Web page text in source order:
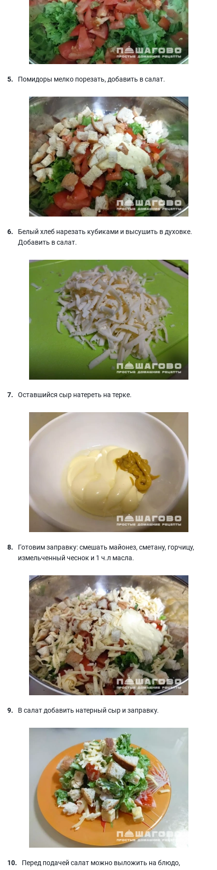
Помидоры мелко порезать, добавить в салат.
Белый хлеб нарезать кубиками и высушить в духовке.
Добавить в салат.
Оставшийся сыр натереть на терке.
Готовим заправку: смешать майонез, сметану, горчицу,
измельченный чеснок и 1 ч.л масла.
В салат добавить натерный сыр и заправку.
Перед подачей салат можно выложить на блюдо,